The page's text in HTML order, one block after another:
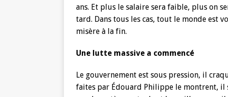
ans. Et plus le salaire sera faible, plus on
tard. Dans tous les cas, tout le monde est
misère à la fin.
Une lutte massive a commencé
Le gouvernement est sous pression, il
faites par Édouard Philippe le montrent,